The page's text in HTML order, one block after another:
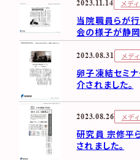
医療設備と培養成績向上に
むけて
よくある質問
アクセス
不妊治療
料金のご案内
妊活・不妊治療相談
専門外来のご案内
凍結更新・移送
AMH検診
女性外来のご案内
ワクチン接種
卵子凍結（社会的適応）
コラム
TAWARA Library
その他
お知らせ一覧
研究・取り組み情報公開
卒業された方へ
採用情報
お問い合わせ
コンプライアンスとモラル
ペイシェントハラスメント対
Web予約
初診予約
再診予約
Web問診票
©2026 Tawara-ivf clinic.
2023.11.14 メデ
当院職員らが行
会の様子が静
2023.08.31 メデ
卵子凍結セミ
介されました。
2023.08.26 メデ
研究員 宗修平
されました。